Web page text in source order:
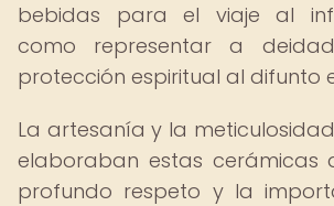
bebidas para el viaje al
como representar a
protección espiritual al difunto
La artesanía y la
elaboraban estas cerámicas
profundo respeto y la